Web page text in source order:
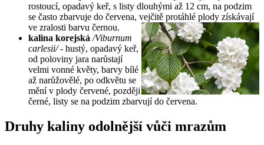
rostoucí, opadavý keř, s listy dlouhými až 12 cm, na podzim
se často zbarvuje do červena, vejčitě protáhlé plody získávají
ve zralosti barvu černou.
kalina korejská /Viburnum
carlesii/- hustý, opadavý keř,
od poloviny jara narůstají
velmi vonné květy, barvy bílé
až narůžovělé, po odkvětu se
mění v plody červené, později
černé, listy se na podzim zbarvují do červena.
Druhy kaliny odolnější vůči mrazům